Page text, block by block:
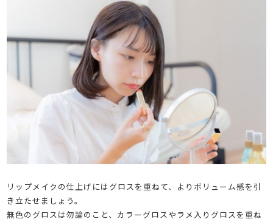
リップメイクの仕上げにはグロスを重ねて、よりボリューム感を引
き立たせましょう。
無色のグロスは勿論のこと、カラーグロスやラメ入りグロスを重ね